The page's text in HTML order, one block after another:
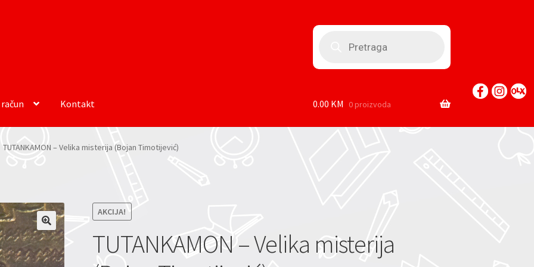
Kontakt 0.00 KM 0 proizvoda
TUTANKAMON – Velika misterija (Bojan Timotijević)
AKCIJA!
TUTANKAMON – Velika misterija